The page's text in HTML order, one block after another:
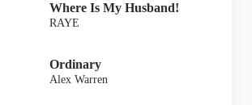
Where Is My Husband!
RAYE
Ordinary
Alex Warren